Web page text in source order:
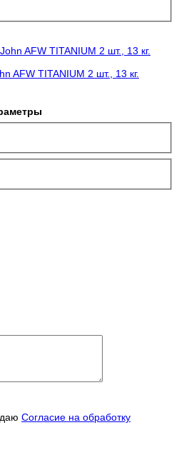
AFW TITANIUM 2 шт., 13 кг.
Согласие на обработку